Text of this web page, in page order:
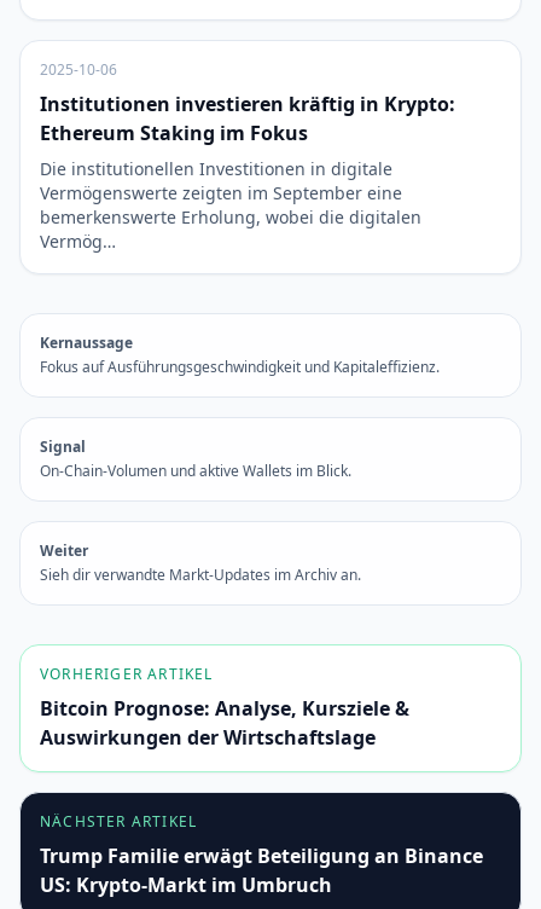
2025-10-06
Institutionen investieren kräftig in Krypto:
Ethereum Staking im Fokus
Die institutionellen Investitionen in digitale
Vermögenswerte zeigten im September eine
bemerkenswerte Erholung, wobei die digitalen
Vermög…
Kernaussage
Fokus auf Ausführungsgeschwindigkeit und Kapitaleffizienz.
Signal
On-Chain-Volumen und aktive Wallets im Blick.
Weiter
Sieh dir verwandte Markt-Updates im Archiv an.
VORHERIGER ARTIKEL
Bitcoin Prognose: Analyse, Kursziele &
Auswirkungen der Wirtschaftslage
NÄCHSTER ARTIKEL
Trump Familie erwägt Beteiligung an Binance
US: Krypto-Markt im Umbruch